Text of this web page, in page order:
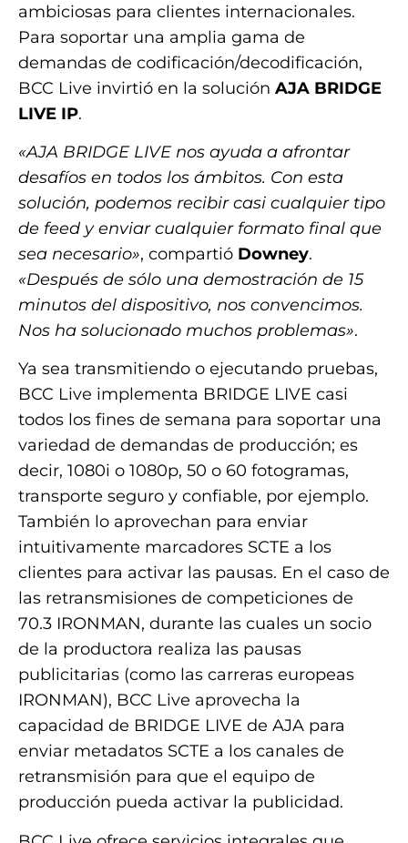
ambiciosas para clientes internacionales.
Para soportar una amplia gama de
demandas de codificación/decodificación,
BCC Live invirtió en la solución AJA BRIDGE
LIVE IP.
«AJA BRIDGE LIVE nos ayuda a afrontar
desafíos en todos los ámbitos. Con esta
solución, podemos recibir casi cualquier tipo
de feed y enviar cualquier formato final que
sea necesario», compartió Downey.
«Después de sólo una demostración de 15
minutos del dispositivo, nos convencimos.
Nos ha solucionado muchos problemas».
Ya sea transmitiendo o ejecutando pruebas,
BCC Live implementa BRIDGE LIVE casi
todos los fines de semana para soportar una
variedad de demandas de producción; es
decir, 1080i o 1080p, 50 o 60 fotogramas,
transporte seguro y confiable, por ejemplo.
También lo aprovechan para enviar
intuitivamente marcadores SCTE a los
clientes para activar las pausas. En el caso de
las retransmisiones de competiciones de
70.3 IRONMAN, durante las cuales un socio
de la productora realiza las pausas
publicitarias (como las carreras europeas
IRONMAN), BCC Live aprovecha la
capacidad de BRIDGE LIVE de AJA para
enviar metadatos SCTE a los canales de
retransmisión para que el equipo de
producción pueda activar la publicidad.